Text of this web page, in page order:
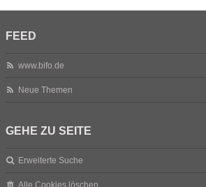
FEED
www.bifo.de
Neue Themen
GEHE ZU SEITE
Erweiterte Suche
Alle Cookies löschen